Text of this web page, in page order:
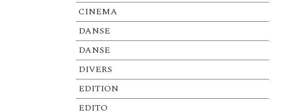
CINEMA
DANSE
DANSE
DIVERS
EDITION
EDITO